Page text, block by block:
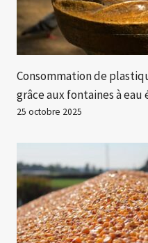
Consommation de
grâce aux fontaines à eau
25 octobre 2025